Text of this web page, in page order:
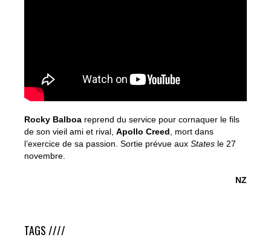
Rocky Balboa reprend du service pour cornaquer le fils
de son vieil ami et rival, Apollo Creed , mort dans
l’exercice de sa passion. Sortie prévue aux States le 27
novembre.
NZ
TAGS ////